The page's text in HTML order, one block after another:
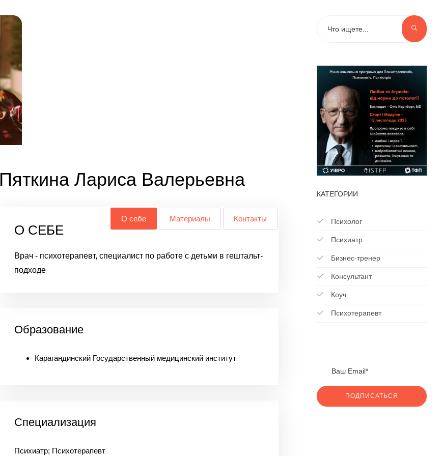
Пяткина Лариса Валерьевна
О себе Материалы Контакты
О СЕБЕ
Врач - психотерапевт, специалист по работе с детьми в гештальт-
подходе
Образование
Карагандинский Государственный медицинский институт
Специализация
Психиатр; Психотерапевт
КАТЕГОРИИ
Психолог
Психиатр
Бизнес-тренер
Консультант
Коуч
Психотерапевт
ПОДПИСАТЬСЯ